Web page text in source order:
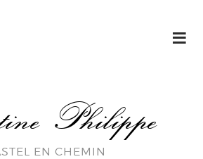
Philippe
EN CHEMIN